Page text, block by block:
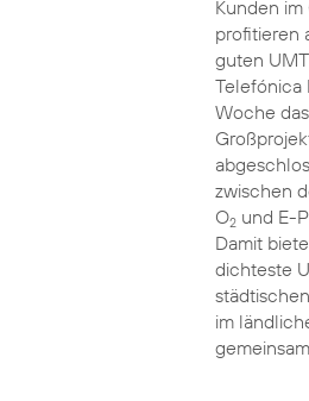
Kunden im
profitieren
guten
Telefónica
Woche
zwischen
O2und E-
Damit
dichteste
im